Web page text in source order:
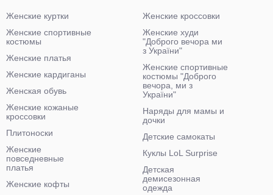
Женские куртки
Женские спортивные
костюмы
Женские платья
Женские кардиганы
Женская обувь
Женские кожаные
кроссовки
Плитоноски
Женские
повседневные
платья
Женские кофты
Женские кроссовки
Женские худи
"Доброго вечора ми
з України"
Женские спортивные
костюмы "Доброго
вечора, ми з
України"
Наряды для мамы и
дочки
Детские самокаты
Куклы LoL Surprise
Детская
демисезонная
одежда